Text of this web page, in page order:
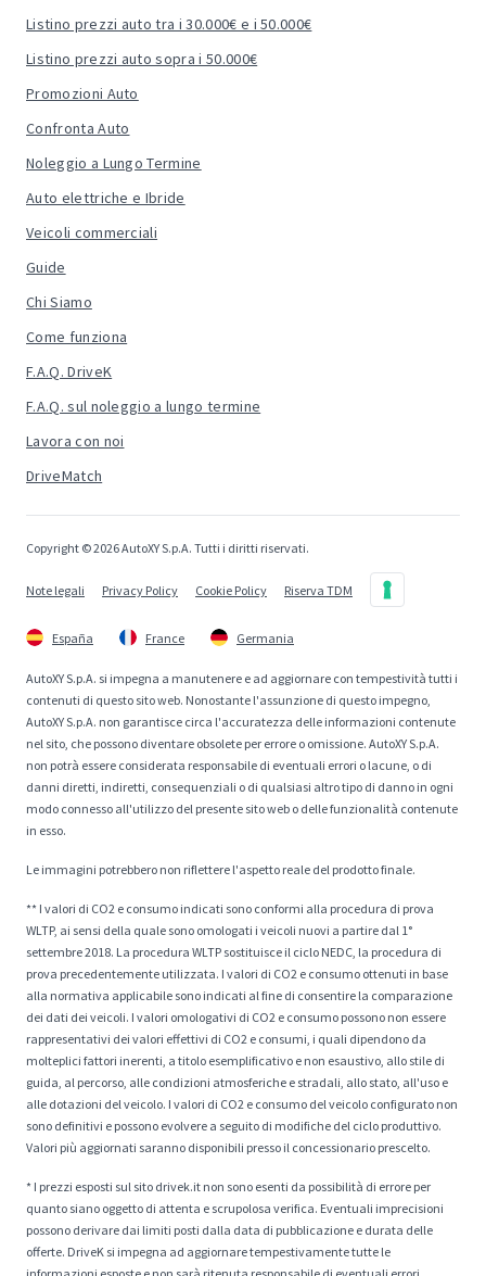
Listino prezzi auto tra i 30.000€ e i 50.000€
Listino prezzi auto sopra i 50.000€
Promozioni Auto
Confronta Auto
Noleggio a Lungo Termine
Auto elettriche e Ibride
Veicoli commerciali
Guide
Chi Siamo
Come funziona
F.A.Q. DriveK
F.A.Q. sul noleggio a lungo termine
Lavora con noi
DriveMatch
Copyright © 2026 AutoXY S.p.A. Tutti i diritti riservati.
Note legali Privacy Policy Cookie Policy Riserva TDM
España France Germania
AutoXY S.p.A. si impegna a manutenere e ad aggiornare con tempestività tutti i
contenuti di questo sito web. Nonostante l'assunzione di questo impegno,
AutoXY S.p.A. non garantisce circa l'accuratezza delle informazioni contenute
nel sito, che possono diventare obsolete per errore o omissione. AutoXY S.p.A.
non potrà essere considerata responsabile di eventuali errori o lacune, o di
danni diretti, indiretti, consequenziali o di qualsiasi altro tipo di danno in ogni
modo connesso all'utilizzo del presente sito web o delle funzionalità contenute
in esso.
Le immagini potrebbero non riflettere l'aspetto reale del prodotto finale.
** I valori di CO2 e consumo indicati sono conformi alla procedura di prova
WLTP, ai sensi della quale sono omologati i veicoli nuovi a partire dal 1°
settembre 2018. La procedura WLTP sostituisce il ciclo NEDC, la procedura di
prova precedentemente utilizzata. I valori di CO2 e consumo ottenuti in base
alla normativa applicabile sono indicati al fine di consentire la comparazione
dei dati dei veicoli. I valori omologativi di CO2 e consumo possono non essere
rappresentativi dei valori effettivi di CO2 e consumi, i quali dipendono da
molteplici fattori inerenti, a titolo esemplificativo e non esaustivo, allo stile di
guida, al percorso, alle condizioni atmosferiche e stradali, allo stato, all'uso e
alle dotazioni del veicolo. I valori di CO2 e consumo del veicolo configurato non
sono definitivi e possono evolvere a seguito di modifiche del ciclo produttivo.
Valori più aggiornati saranno disponibili presso il concessionario prescelto.
* I prezzi esposti sul sito drivek.it non sono esenti da possibilità di errore per
quanto siano oggetto di attenta e scrupolosa verifica. Eventuali imprecisioni
possono derivare dai limiti posti dalla data di pubblicazione e durata delle
offerte. DriveK si impegna ad aggiornare tempestivamente tutte le